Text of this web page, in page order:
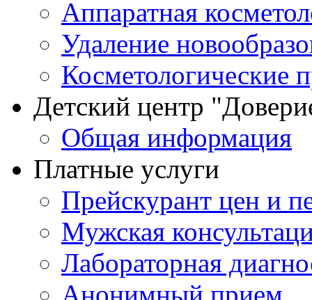
Аппаратная
Удаление
Косметологические
Детский центр
Общая информация
Платные услуги
Прейскурант цен и
Мужская
Лабораторная